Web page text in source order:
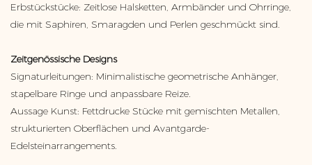
Erbstückstücke: Zeitlose Halsketten, Armbänder und Ohrringe,
die mit Saphiren, Smaragden und Perlen geschmückt sind.
Zeitgenössische Designs
Signaturleitungen: Minimalistische geometrische Anhänger,
stapelbare Ringe und anpassbare Reize.
Aussage Kunst: Fettdrucke Stücke mit gemischten Metallen,
strukturierten Oberflächen und Avantgarde-
Edelsteinarrangements.